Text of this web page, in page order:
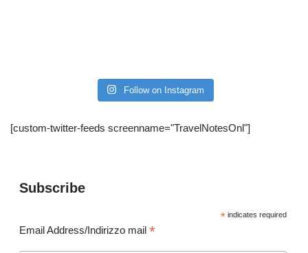
Follow on Instagram
[custom-twitter-feeds screenname="TravelNotesOnl"]
Subscribe
*indicates required
Email Address/Indirizzo mail *